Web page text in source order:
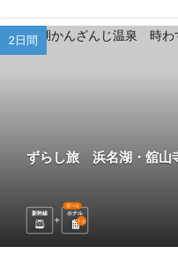
2日間
ずらし旅 浜名湖・舘山
新幹線 ホテル
選べる
1 泊